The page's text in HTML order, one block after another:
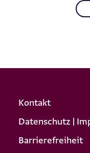
Kontakt
Datenschutz |
Barrierefreiheit